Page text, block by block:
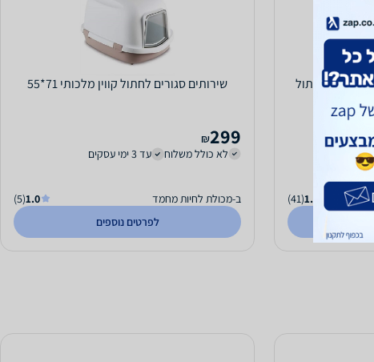
לחתול
1.0
(41)
שירותים סגורים לחתול קווין מלכותי 71*55
299
₪
לא כולל משלוח
עד 3 ימי עסקים
ב-מכולת לחיות מחמד 1.0
(5)
לפרטים נוספים